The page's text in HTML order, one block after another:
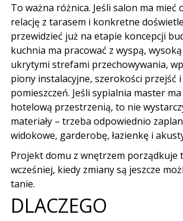
To ważna różnica. Jeśli salon ma mieć
relację z tarasem i konkretne
przewidzieć już na etapie koncepcji
kuchnia ma pracować z wyspą,
ukrytymi strefami przechowywania,
piony instalacyjne, szerokości przejść
pomieszczeń. Jeśli sypialnia master
hotelową przestrzenią, to nie
materiały – trzeba odpowiednio
widokowe, garderobę, łazienkę i
Projekt domu z wnętrzem porządkuje
wcześniej, kiedy zmiany są jeszcze
tanie.
DLACZEGO